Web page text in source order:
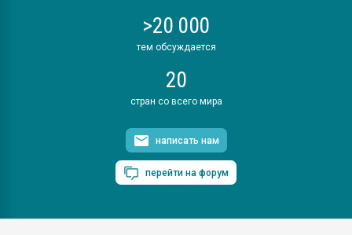
>20 000
тем обсуждается
20
стран со всего мира
написать нам
перейти на форум